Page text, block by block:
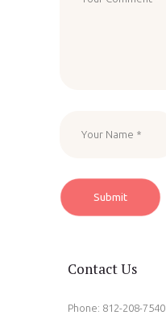
Contact Us
Phone: 812-208-7540